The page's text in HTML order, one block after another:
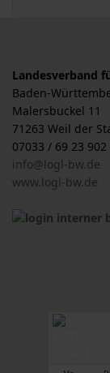
Landesverband
Baden-
Malersbuckel 11
71263 Weil der
07033 / 69 23 902
info@logl-bw.de
www.logl-bw.de